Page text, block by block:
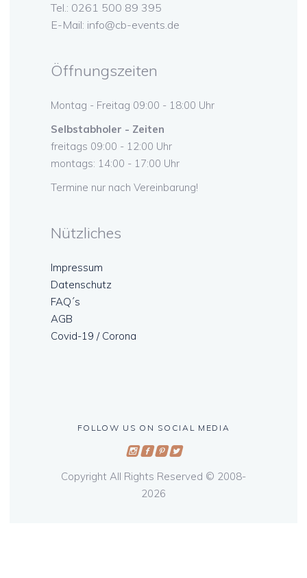
Tel.: 0261 500 89 395
E-Mail: info@cb-events.de
Öffnungszeiten
Montag - Freitag 09:00 - 18:00 Uhr
Selbstabholer - Zeiten
freitags 09:00 - 12:00 Uhr
montags: 14:00 - 17:00 Uhr
Termine nur nach Vereinbarung!
Nützliches
Impressum
Datenschutz
FAQ´s
AGB
Covid-19 / Corona
FOLLOW US ON SOCIAL MEDIA
Copyright All Rights Reserved © 2008-
2026